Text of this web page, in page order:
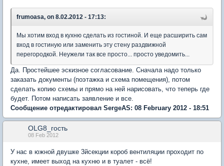
frumoasa, on 8.02.2012 - 17:13:
Мы хотим вход в кухню сделать из гостиной. И еще расширить сам
вход в гостиную или заменить эту стену раздвижной
перегородкой. Неужели так все просто... просто уведомить...
Да. Простейшее эскизное согласование. Сначала надо только
заказать документы (поэтажка и схема помещения), потом
сделать копию схемы и прямо на ней нарисовать, что теперь где
будет. Потом написать заявление и все.
Сообщение отредактировал SergeAS: 08 February 2012 - 18:51
OLG8_гость
08 Feb 2012
У нас в южной двушке 3йсекции короб вентиляции проходит по
кухне, имеет выход на кухню и в туалет - всё!